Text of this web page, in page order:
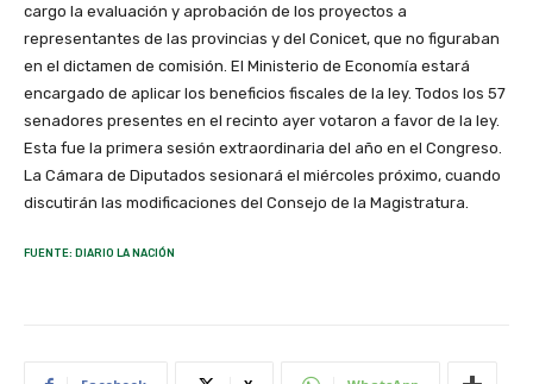
cargo la evaluación y aprobación de los proyectos a
representantes de las provincias y del Conicet, que no figuraban
en el dictamen de comisión. El Ministerio de Economía estará
encargado de aplicar los beneficios fiscales de la ley. Todos los 57
senadores presentes en el recinto ayer votaron a favor de la ley.
Esta fue la primera sesión extraordinaria del año en el Congreso.
La Cámara de Diputados sesionará el miércoles próximo, cuando
discutirán las modificaciones del Consejo de la Magistratura.
FUENTE: DIARIO LA NACIÓN